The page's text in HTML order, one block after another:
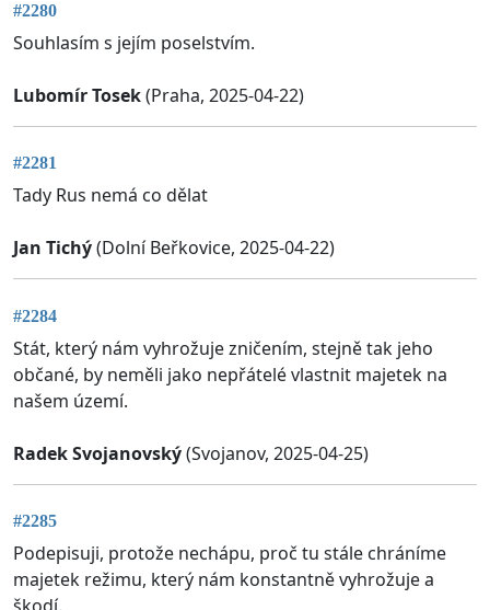
#2280
Souhlasím s jejím poselstvím.
Lubomír Tosek(Praha, 2025-04-22)
#2281
Tady Rus nemá co dělat
Jan Tichý(Dolní Beřkovice, 2025-04-22)
#2284
Stát, který nám vyhrožuje zničením, stejně tak jeho
občané, by neměli jako nepřátelé vlastnit majetek na
našem území.
Radek Svojanovský(Svojanov, 2025-04-25)
#2285
Podepisuji, protože nechápu, proč tu stále chráníme
majetek režimu, který nám konstantně vyhrožuje a